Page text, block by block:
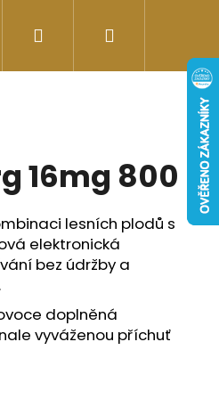
Energy-kofeinové
Přihlášení
16mg 800
lesních plodů s
elektronická
bez údržby a
doplněná
vyváženou příchuť
Následující